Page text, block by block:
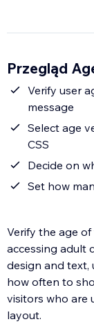
Przegląd
Verify user
message
Select age
CSS
Decide on
Set how
Verify the age
accessing adult
design and text,
how often to
visitors who are
layout.